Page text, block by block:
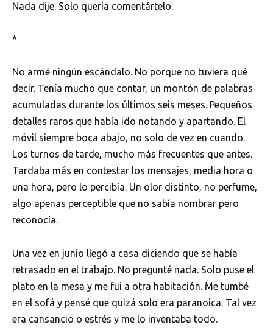
Nada dije. Solo quería comentártelo.
*
No armé ningún escándalo. No porque no tuviera qué
decir. Tenía mucho que contar, un montón de palabras
acumuladas durante los últimos seis meses. Pequeños
detalles raros que había ido notando y apartando. El
móvil siempre boca abajo, no solo de vez en cuando.
Los turnos de tarde, mucho más frecuentes que antes.
Tardaba más en contestar los mensajes, media hora o
una hora, pero lo percibía. Un olor distinto, no perfume,
algo apenas perceptible que no sabía nombrar pero
reconocía.
Una vez en junio llegó a casa diciendo que se había
retrasado en el trabajo. No pregunté nada. Solo puse el
plato en la mesa y me fui a otra habitación. Me tumbé
en el sofá y pensé que quizá solo era paranoica. Tal vez
era cansancio o estrés y me lo inventaba todo.